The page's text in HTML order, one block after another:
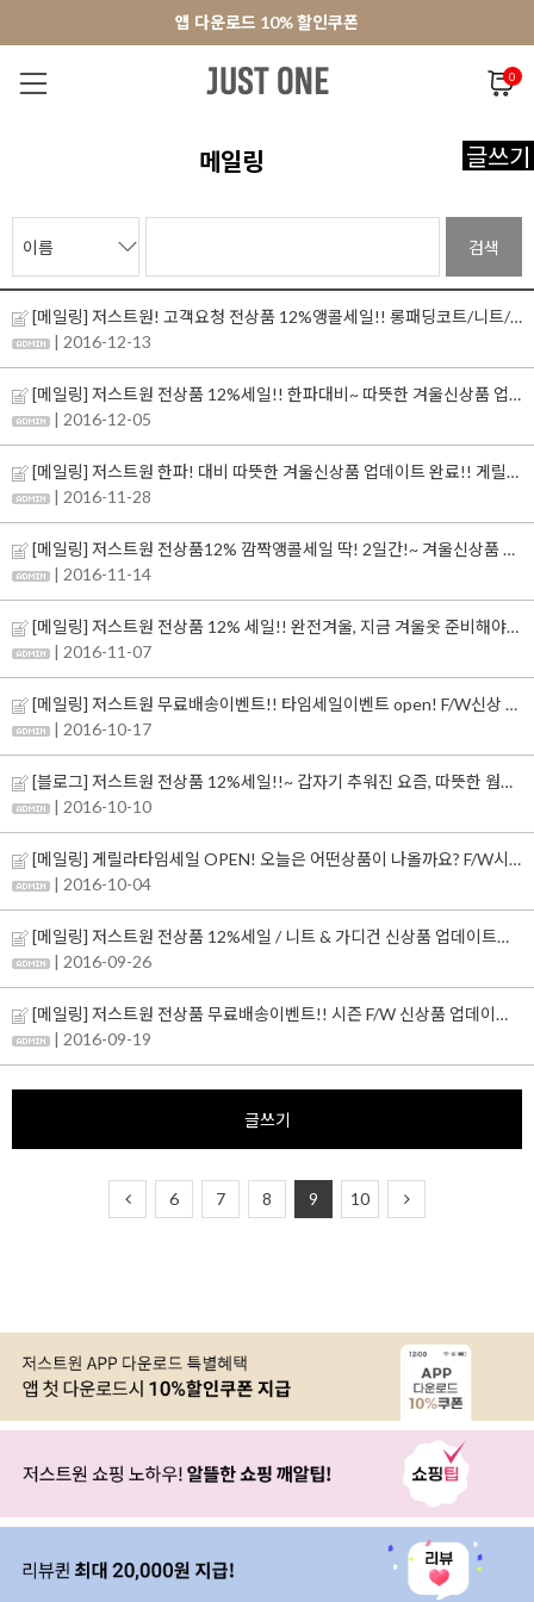
앱 다운로드 10% 할인쿠폰
회원가입 쿠폰 3000원
앱 다운로드 10% 할인쿠폰
0
팬츠 아
메일링 글쓰기
검색
[메일링] 저스트원! 고객요청 전상품 12%앵콜세일!! 롱패딩코트/니트/겨울아이템 업데이트!
| 2016-12-13
[메일링] 저스트원 전상품 12%세일!! 한파대비~ 따뜻한 겨울신상품 업데이트 완료!!
| 2016-12-05
[메일링] 저스트원 한파! 대비 따뜻한 겨울신상품 업데이트 완료!! 게릴라타임세일 OPEN!!
| 2016-11-28
[메일링] 저스트원 전상품12% 깜짝앵콜세일 딱! 2일간!~ 겨울신상품 코트,패딩,니트 아우터 업데이트완료!!~
| 2016-11-14
[메일링] 저스트원 전상품 12% 세일!! 완전겨울, 지금 겨울옷 준비해야할 때! F/W신상 업데이트완료!~
| 2016-11-07
[메일링] 저스트원 무료배송이벤트!! 타임세일이벤트 open! F/W신상 업데이트완료!~
| 2016-10-17
[블로그] 저스트원 전상품 12%세일!!~ 갑자기 추워진 요즘, 따뜻한 웜아이템 업데이트!!
| 2016-10-10
[메일링] 게릴라타임세일 OPEN! 오늘은 어떤상품이 나올까요? F/W시즌 신상품 업데이트완료!!~
| 2016-10-04
[메일링] 저스트원 전상품 12%세일 / 니트 & 가디건 신상품 업데이트완료!~
| 2016-09-26
[메일링] 저스트원 전상품 무료배송이벤트!! 시즌 F/W 신상품 업데이트완료!~
| 2016-09-19
글쓰기
6 7 8 9 10